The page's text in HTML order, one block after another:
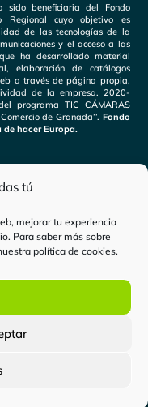
tú
mejorar tu experiencia
Para saber más sobre
política de cookies.
beneficiaria del Fondo
Regional cuyo objetivo es
de las tecnologías de la
y el acceso a las
ha desarrollado material
elaboración de catálogos
a través de página propia,
de la empresa. 2020-
programa TIC CÁMARAS
de Granada’’. Fondo
de hacer Europa.
de
Copyright © 2024.